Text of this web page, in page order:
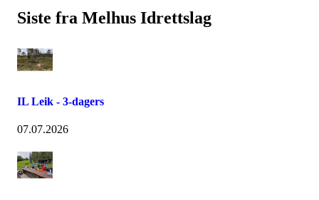
Siste fra Melhus Idrettslag
IL Leik - 3-dagers
07.07.2026